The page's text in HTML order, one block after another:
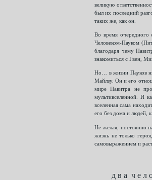
великую
был их последний
таких же, как он.
Во время очередного
Человеком-Пауком
благодаря чему
знакомиться с Гвен,
Но… в жизни Пауков
Майлзу. Он и его
мире Павитра не
мультивселенной. И
вселенная сама
его без дома и людей,
Не желая, постоянно
жизнь не только
самовыражением и
д в а ч е л